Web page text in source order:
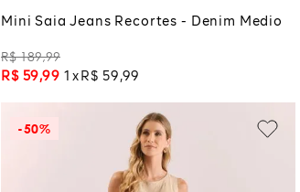
Mini Saia Jeans Recortes - Denim Medio
R$ 189,99
R$ 59,99 1 R$ 59 ,99
-50%